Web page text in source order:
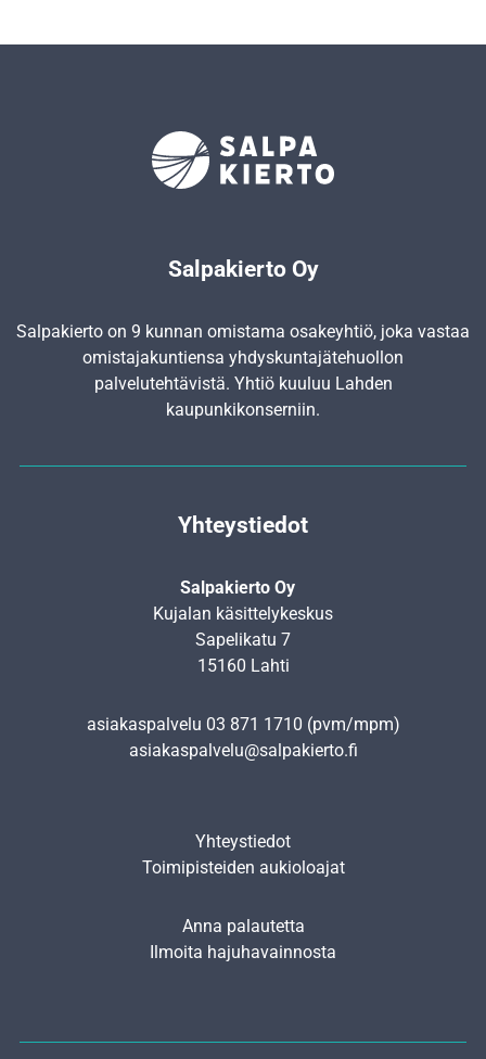
Salpakierto Oy
Salpakierto on 9 kunnan omistama osakeyhtiö, joka vastaa
omistajakuntiensa yhdyskunta­jätehuollon
palvelutehtävistä. Yhtiö kuuluu Lahden
kaupunkikonserniin.
Yhteystiedot
Salpakierto Oy
Kujalan käsittelykeskus
Sapelikatu 7
15160 Lahti
asiakaspalvelu 03 871 1710 (pvm/mpm)
asiakaspalvelu@salpakierto.fi
Yhteystiedot
Toimipisteiden aukioloajat
Anna palautetta
Ilmoita hajuhavainnosta